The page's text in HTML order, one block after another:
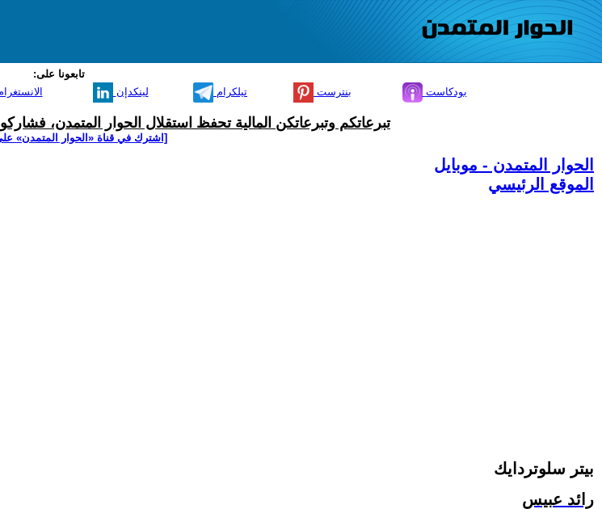
تابعونا على:
لينكدإن تيلكرام بنترست بودكاست
تبرعاتكم وتبرعاتكن المالية تحفظ استقلال الحوار المتمدن،
[اشترك في قناة ‫«الحوار المتمدن»
الحوار المتمدن - موبايل
الموقع الرئيسي
بيتر سلوتردايك
رائد عبيس